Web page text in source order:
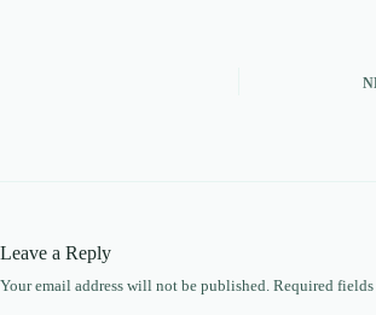
Leave a Reply
Your email address will not be published. Required fields